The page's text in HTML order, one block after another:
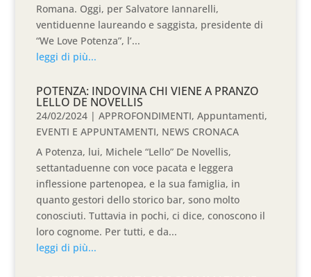
Romana. Oggi, per Salvatore Iannarelli,
ventiduenne laureando e saggista, presidente di
“We Love Potenza”, l’...
leggi di più...
POTENZA: INDOVINA CHI VIENE A PRANZO
LELLO DE NOVELLIS
24/02/2024 |APPROFONDIMENTI,Appuntamenti,
EVENTI E APPUNTAMENTI, NEWS CRONACA
A Potenza, lui, Michele “Lello” De Novellis,
settantaduenne con voce pacata e leggera
inflessione partenopea, e la sua famiglia, in
quanto gestori dello storico bar, sono molto
conosciuti. Tuttavia in pochi, ci dice, conoscono il
loro cognome. Per tutti, e da...
leggi di più...